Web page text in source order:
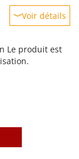
Voir détails
Le produit est